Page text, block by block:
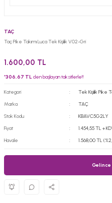
TAÇ
Taç Pike Takımı Luca Tek Kişilik V02-Gri
1.600,00 TL
*306,67 TL den başlayan taksitlerle!!
Kategori
Tek Kişilik Pike
Marka
TAÇ
Stok Kodu
KBAVC5G2LY
Fiyat
1.454,55 TL +
Havale
1.568,00 TL
Gelince